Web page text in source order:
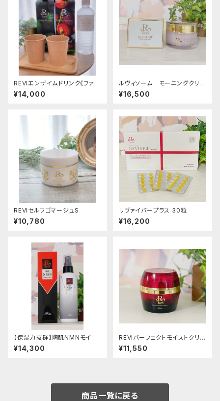
REVIエンザイムドリンク《ファス
ティング400シリーズ》
¥14,000
ルヴィソーム モーニングクリー
ム
¥16,500
REVIセルフゴマージュS
¥10,780
リヴァイバープラス 30粒
¥16,200
【保湿力抜群】陶肌NMNモイス
トローション
¥14,300
REVIパーフェクトモイストクリー
ム
¥11,550
商品一覧に戻る